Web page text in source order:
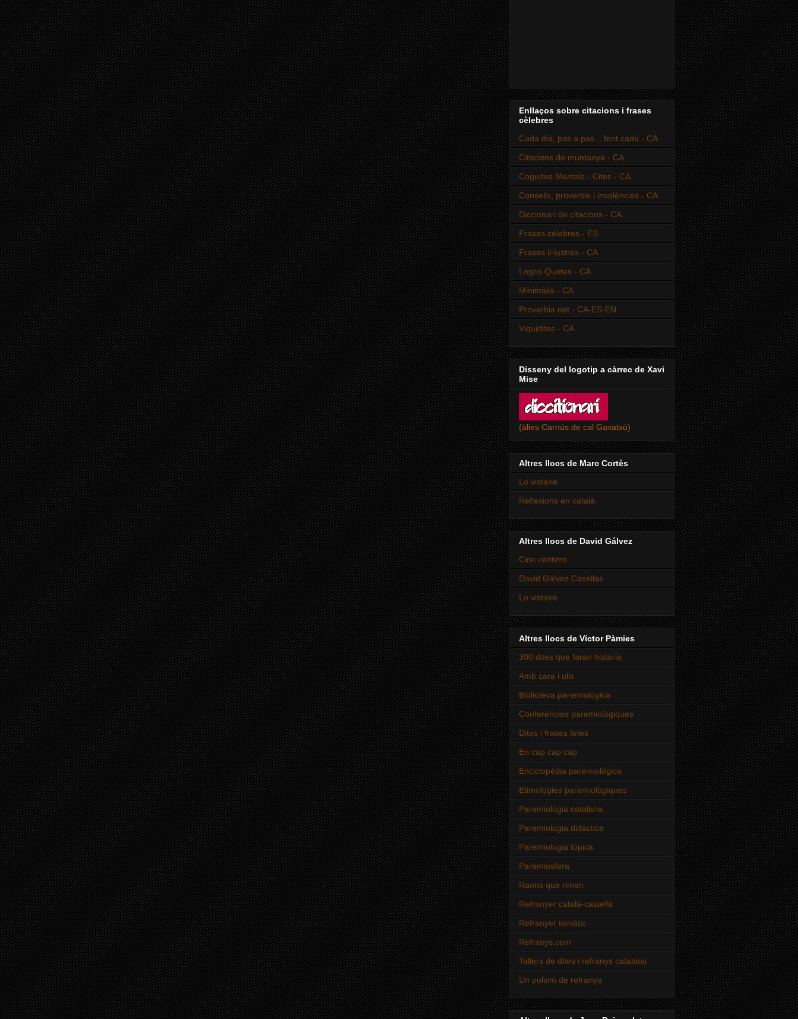
Enllaços sobre citacions i frases
cèlebres
Cada dia, pas a pas... fent camí - CA
Citacions de muntanya - CA
Cogudes Mentals - Cites - CA
Consells, proverbis i insolències - CA
Diccionari de citacions - CA
Frases célebres - ES
Frases il·lustres - CA
Logos Quotes - CA
Minimàlia - CA
Proverbia.net - CA-ES-EN
Viquidites - CA
Disseny del logotip a càrrec de Xavi
Mise
(àlies Carnús de cal Gavatxó)
Altres llocs de Marc Cortès
Lo vistaire
Reflexions en català
Altres llocs de David Gálvez
Cinc cèntims
David Gálvez Casellas
Lo vistaire
Altres llocs de Víctor Pàmies
300 dites que faran història
Amb cara i ulls
Biblioteca paremiològica
Conferències paremiològiques
Dites i frases fetes
En cap cap cap
Enciclopèdia paremiològica
Etimologies paremiològiques
Paremiologia catalana
Paremiologia didàctica
Paremiologia tòpica
Paremiosfera
Raons que rimen
Refranyer català-castellà
Refranyer temàtic
Refranys.com
Tallers de dites i refranys catalans
Un polsim de refranys